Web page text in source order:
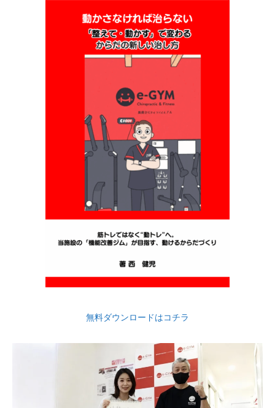
無料ダウンロードはコチラ